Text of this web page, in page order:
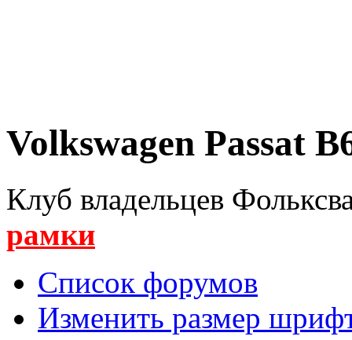
Volkswagen Passat
Клуб владельцев
рамки
Список форумов
Изменить размер